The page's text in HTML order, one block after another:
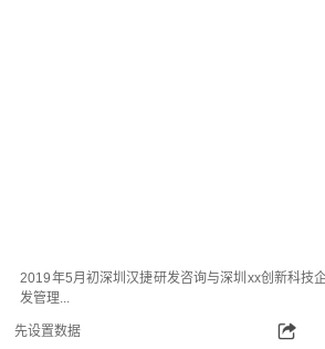
2019年5月初深圳汉捷研发咨询与深圳xx创新科技
发管理...
先设置数据